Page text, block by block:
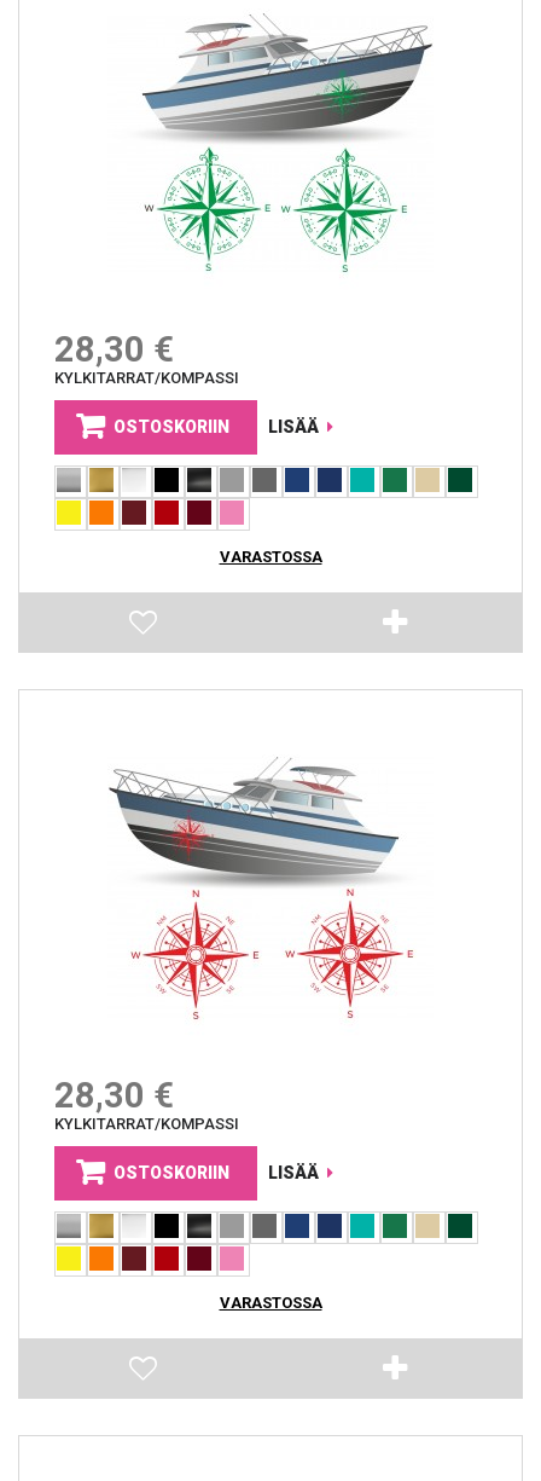
28,30 €
KYLKITARRAT/KOMPASSI
OSTOSKORIIN LISÄÄ
VARASTOSSA
28,30 €
KYLKITARRAT/KOMPASSI
OSTOSKORIIN LISÄÄ
VARASTOSSA